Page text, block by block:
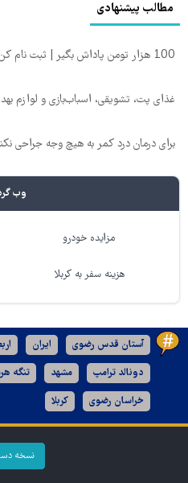
مطالب پیشنهادی
100 هزار تومن پاداش بگیر | ثبت نام کن
غذای پت، تشویقی، اسباب‌بازی و لوازم
برای درمان درد کمر به هیچ وجه جراحی
وب
مزایده خودرو
هزینه سفر به کربلا
آستان قدس رضوی ایران
دونالد ترامپ مشهد تنگه
خراسان رضوی کربلا
نسخه